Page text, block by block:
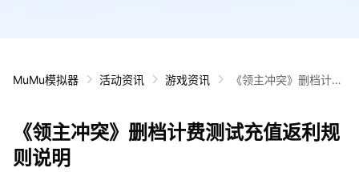
MuMu模拟器 活动资讯 游戏资讯
《领主冲突》删档计费
《领主冲突》删档计费测试充值返利规
则说明